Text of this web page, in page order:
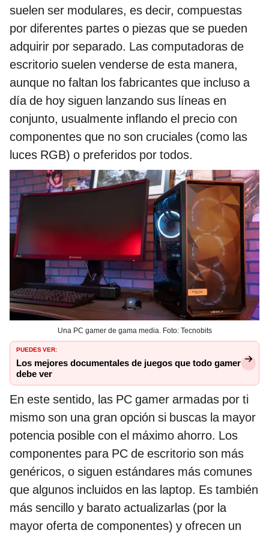
suelen ser modulares, es decir, compuestas
por diferentes partes o piezas que se pueden
adquirir por separado. Las computadoras de
escritorio suelen venderse de esta manera,
aunque no faltan los fabricantes que incluso a
día de hoy siguen lanzando sus líneas en
conjunto, usualmente inflando el precio con
componentes que no son cruciales (como las
luces RGB) o preferidos por todos.
Una PC gamer de gama media. Foto: Tecnobits
PUEDES VER:
Los mejores documentales de juegos que todo gamer
debe ver
En este sentido, las PC gamer armadas por ti
mismo son una gran opción si buscas la mayor
potencia posible con el máximo ahorro. Los
componentes para PC de escritorio son más
genéricos, o siguen estándares más comunes
que algunos incluidos en las laptop. Es también
más sencillo y barato actualizarlas (por la
mayor oferta de componentes) y ofrecen un